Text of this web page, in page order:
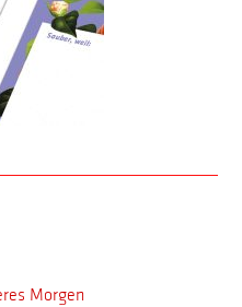
Morgen